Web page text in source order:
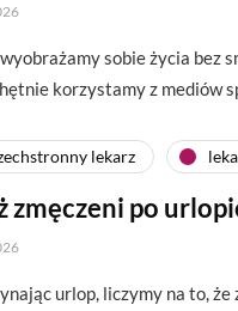
sobie życia bez
korzystamy z mediów
lekarz
zmęczeni po
urlop, liczymy na to,